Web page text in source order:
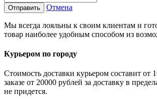
Отправить Отмена
Мы всегда лояльны к своим клиентам и
товар наиболее удобным способом из
Курьером по городу
Стоимость доставки курьером составит от
заказе от 20000 рублей за доставку в
не придется.